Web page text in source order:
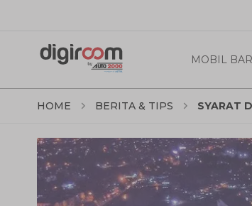
MOBIL
HOME BERITA & TIPS SYARAT